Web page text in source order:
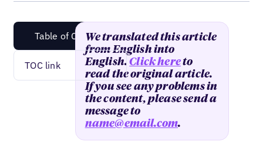
Table of Content
TOC link
We translated this article
from English into
English.Click hereto
read the original article.
If you see any problems in
the content, please send a
message to
name@email.com.